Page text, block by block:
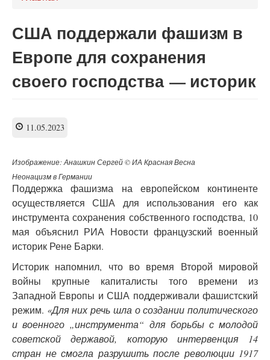
США поддержали фашизм в
Европе для сохранения
своего господства — историк
11.05.2023
Изображение: Анашкин Сергей © ИА Красная Весна
Неонацизм в Германии
Поддержка фашизма на европейском континенте
осуществляется США для использования его как
инструмента сохранения собственного господства, 10
мая объяснил РИА Новости французский военный
историк Рене Барки.
Историк напомнил, что во время Второй мировой
войны крупные капиталисты того времени из
Западной Европы и США поддерживали фашистский
режим. «Для них речь шла о создании политического
и военного „инструмента“ для борьбы с молодой
советской державой, которую интервенция 14
стран не смогла разрушить после революции 1917